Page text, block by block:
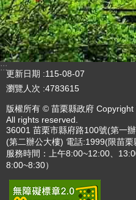
:::
更新日期
115-08-07
瀏覽人次 4783615
版權所有 © 苗栗縣政府
All rights reserved.
36001 苗栗市縣府路100號(第一
(第二辦公大樓) 電話:1999(限苗
服務時間：上午8:00~12:00、
8:00~8:30）